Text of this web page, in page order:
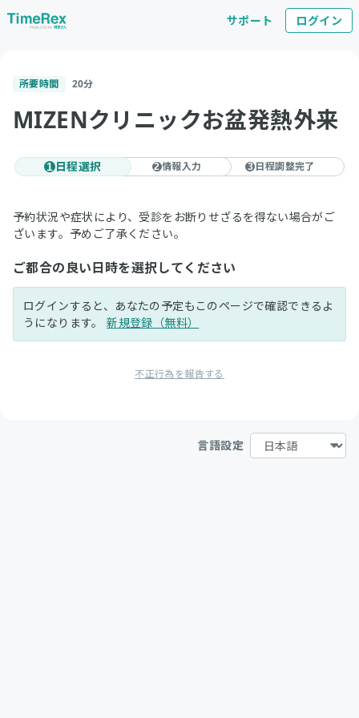
サポート ログイン
所要時間 20分
MIZENクリニックお盆発熱外来
1 日程選択 2情報入力 3 日程調整完了
予約状況や症状により、受診をお断りせざるを得ない場合がご
ざいます。予めご了承ください。
ご都合の良い日時を選択してください
ログインすると、あなたの予定もこのページで確認できるよ
うになります。新規登録（無料）
不正行為を報告する
言語設定